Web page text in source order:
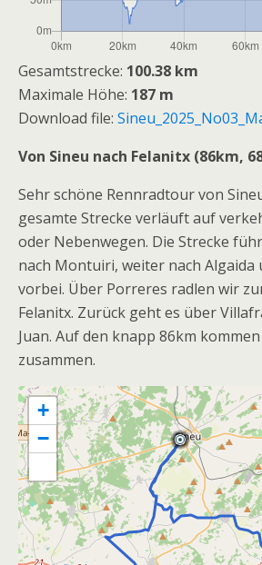
Gesamtstrecke: 100.38 km
Maximale Höhe: 187 m
Download file:
Von Sineu nach Felanitx (86km,
Sehr schöne Rennradtour von
gesamte Strecke verläuft auf
oder Nebenwegen. Die Strecke
nach Montuiri, weiter nach Algaida
vorbei. Über Porreres radlen wir
Felanitx. Zurück geht es über
Juan. Auf den knapp 86km
zusammen.
+
−